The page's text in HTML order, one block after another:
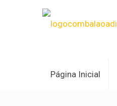
Página Inicial